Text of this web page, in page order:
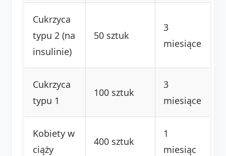
Cukrzyca
typu 2 (na
insulinie)
50 sztuk
3
miesiące
Cukrzyca
typu 1
100 sztuk
3
miesiące
Kobiety w
ciąży
400 sztuk
1
miesiąc